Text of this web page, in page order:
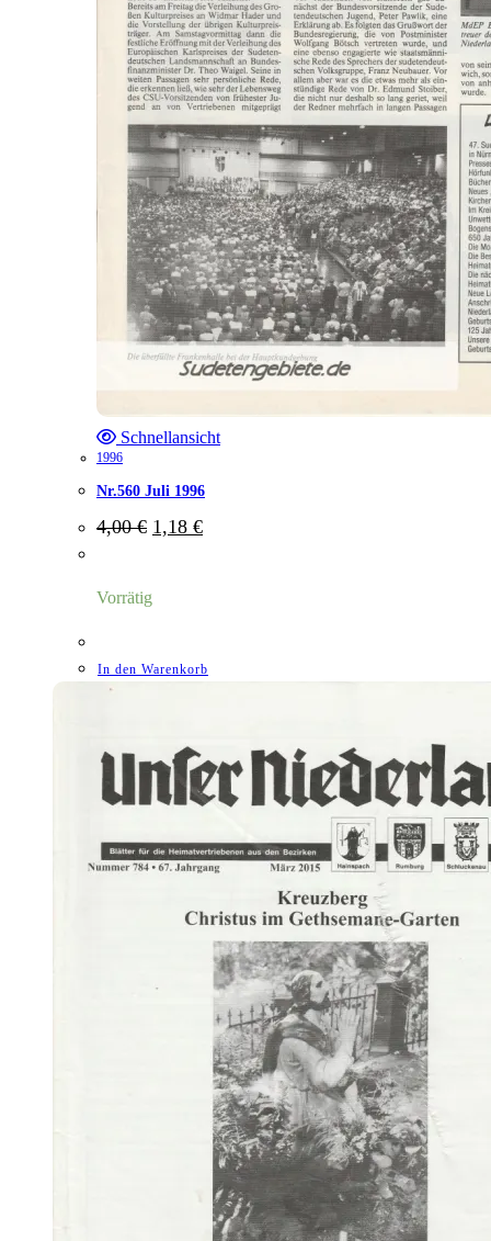
Schnellansicht
1996
Nr.560 Juli 1996
4,00€ Ursprünglicher
Preis
1,18 €Aktueller
Vorrätig
In den Warenkorb